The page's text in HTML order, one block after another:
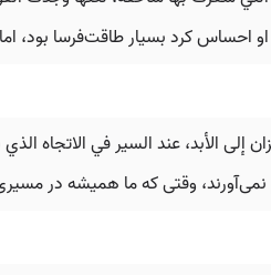
احساس کرد بسیار طاقت‌فرسا بود،
إلى الأبد، عند السير في الاتجاه
نمی‌آورند، وقتی که ما همیشه در